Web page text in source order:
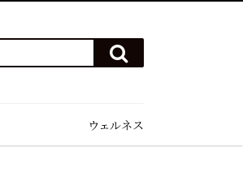
検
索
す
ウェルネス